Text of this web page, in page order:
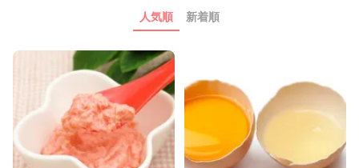
人気順 新着順